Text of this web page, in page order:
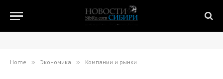
Home » Экономика » Компании и рынки